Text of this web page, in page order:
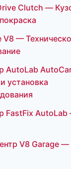
Clutch —
—
AutoLab
установка
FastFix
V8 Garage —